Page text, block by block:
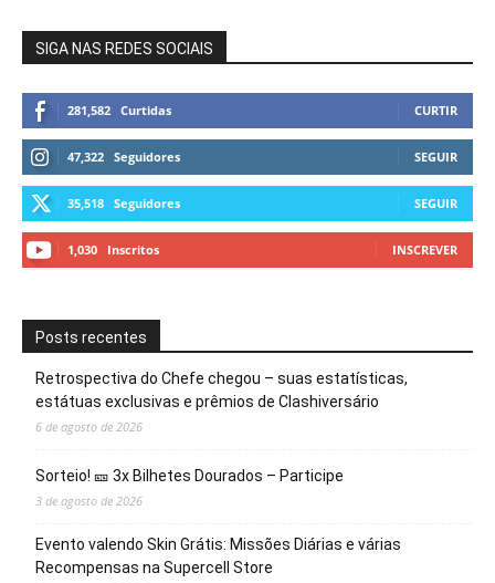
SIGA NAS REDES SOCIAIS
281,582 Curtidas CURTIR
47,322 Seguidores SEGUIR
35,518 Seguidores SEGUIR
1,030 Inscritos INSCREVER
Posts recentes
Retrospectiva do Chefe chegou – suas estatísticas,
estátuas exclusivas e prêmios de Clashiversário
6 de agosto de 2026
Sorteio! 🎫 3x Bilhetes Dourados – Participe
3 de agosto de 2026
Evento valendo Skin Grátis: Missões Diárias e várias
Recompensas na Supercell Store